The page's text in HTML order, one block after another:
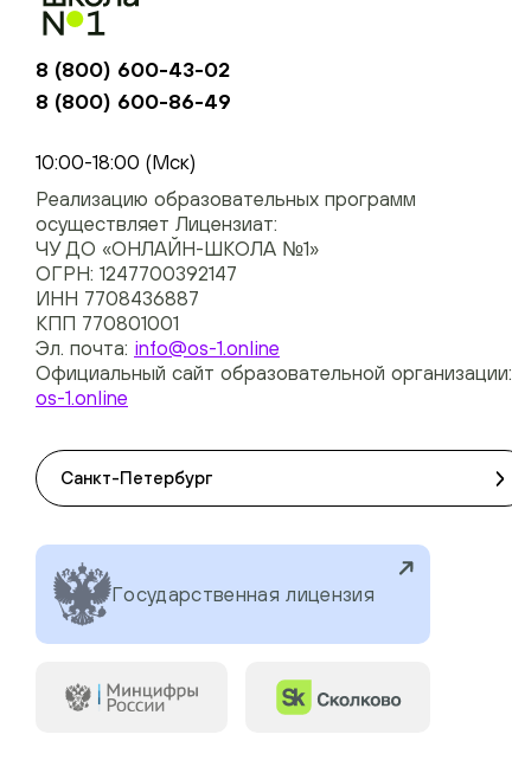
8 (800) 600-43-02
8 (800) 600-86-49
10:00-18:00 (Мск)
Реализацию образовательных программ
осуществляет Лицензиат:
ЧУ ДО «ОНЛАЙН-ШКОЛА №1»
ОГРН: 1247700392147
ИНН 7708436887
КПП 770801001
Эл. почта: info@os-1.online
Официальный сайт образовательной организации:
os-1.online
Санкт-Петербург
Государственная лицензия